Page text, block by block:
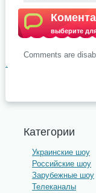
выберите
Comments are
.
Категории
Украинские шоу
Российские шоу
Зарубежные шоу
Телеканалы